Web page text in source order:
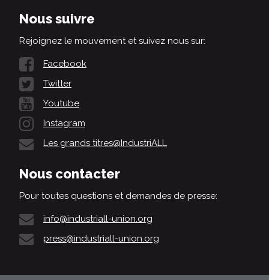
Nous suivre
Rejoignez le mouvement et suivez nous sur:
Facebook
Twitter
Youtube
Instagram
Les grands titres@IndustriALL
Nous contacter
Pour toutes questions et demandes de presse:
info@industriall-union.org
press@industriall-union.org